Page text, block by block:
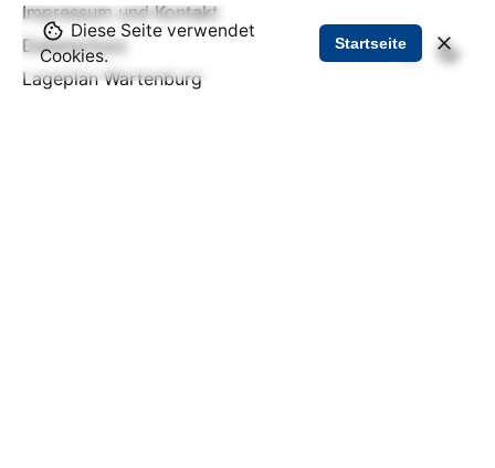
Impressum und Kontakt
Datenschutz
Lageplan Wartenburg
Diese Seite verwendet
Cookies.
Startseite